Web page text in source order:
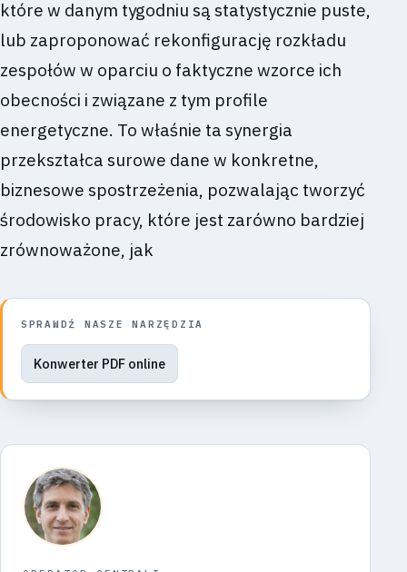
które w danym tygodniu są statystycznie puste,
lub zaproponować rekonfigurację rozkładu
zespołów w oparciu o faktyczne wzorce ich
obecności i związane z tym profile
energetyczne. To właśnie ta synergia
przekształca surowe dane w konkretne,
biznesowe spostrzeżenia, pozwalając tworzyć
środowisko pracy, które jest zarówno bardziej
zrównoważone, jak
SPRAWDŹ NASZE NARZĘDZIA
Konwerter PDF online